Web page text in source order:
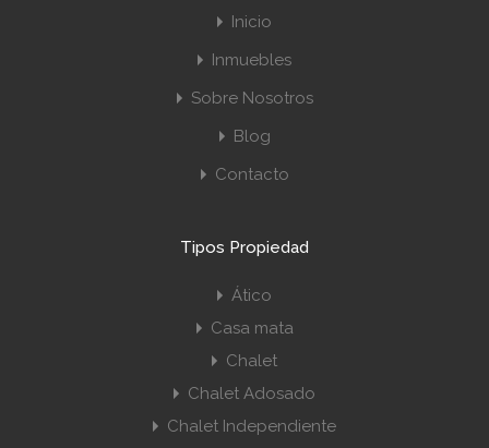
Inicio
Inmuebles
Sobre Nosotros
Blog
Contacto
Tipos Propiedad
Ático
Casa mata
Chalet
Chalet Adosado
Chalet Independiente